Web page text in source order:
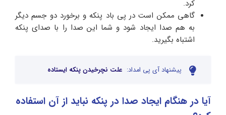
کرد.
گاهی ممکن است در پی باد پنکه و برخورد دو جسم دیگر
به هم صدا ایجاد شود و شما این صدا را با صدای پنکه
اشتباه بگیرید.
پیشنهاد آی پی امداد: علت نچرخیدن پنکه ایستاده
آیا در هنگام ایجاد صدا در پنکه نباید از آن استفاده